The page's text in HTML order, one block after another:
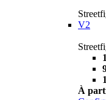
V2
À